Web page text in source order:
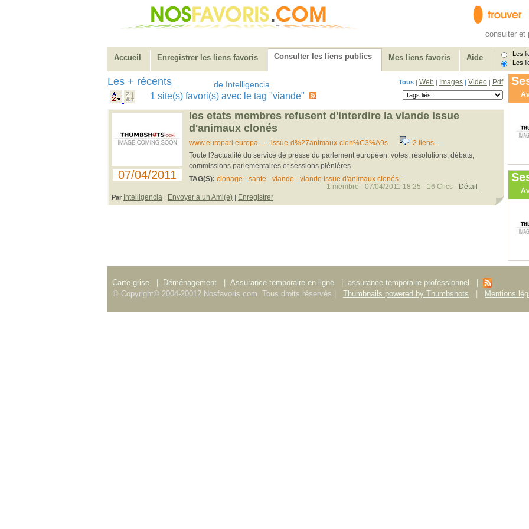
consulter et
Accueil Enregistrer les liens favoris Consulter les liens publics Mes liens favoris Aide
Les
Les
Les + récents de Intelligencia Tous | Web | Images | Vidéo | Pdf
1 site(s) favori(s) avec le tag "viande"
07/04/2011
les etats membres refusent d'interdire la viande issue
d'animaux clonés
www.europarl.europa......-issue-d%27animaux-clon%C3%A9s 2 liens...
Toute l?actualité du service de presse du parlement européen: votes, résolutions, débats,
commissions parlementaires et sessions plénières.
TAG(S): clonage - sante - viande - viande issue d'animaux clonés-
Par Intelligencia | Envoyer à un Ami(e) | Enregistrer
1 membre - 07/04/2011 18:25 - 16 Clics - Détail
Carte grise Déménagement Assurance temporaire en ligne assurance temporaire professionnel
© Copyright© 2004-20012 Nosfavoris.com. Tous droits réservés |
Thumbnails powered by Thumbshots Mentions